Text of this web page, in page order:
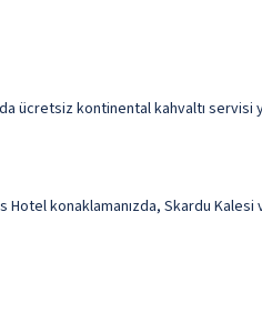
ücretsiz kontinental kahvaltı servisi
konaklamanızda, Skardu